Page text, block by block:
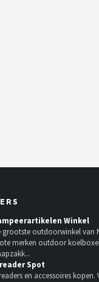
Winkel
grootste outdoorwinkel van
merken outdoor
Spot
en accessoires kopen.